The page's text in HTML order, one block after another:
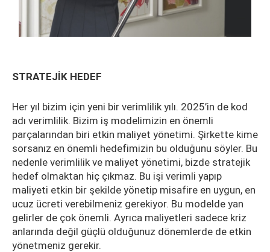
STRATEJİK HEDEF
Her yıl bizim için yeni bir verimlilik yılı. 2025’in de kod
adı verimlilik. Bizim iş modelimizin en önemli
parçalarından biri etkin maliyet yönetimi. Şirkette kime
sorsanız en önemli hedefimizin bu olduğunu söyler. Bu
nedenle verimlilik ve maliyet yönetimi, bizde stratejik
hedef olmaktan hiç çıkmaz. Bu işi verimli yapıp
maliyeti etkin bir şekilde yönetip misafire en uygun, en
ucuz ücreti verebilmeniz gerekiyor. Bu modelde yan
gelirler de çok önemli. Ayrıca maliyetleri sadece kriz
anlarında değil güçlü olduğunuz dönemlerde de etkin
yönetmeniz gerekir.